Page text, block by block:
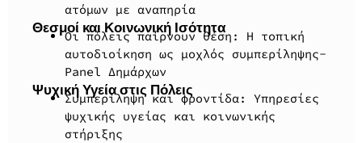
ατόμων με αναπηρία
Θεσμοί και Κοινωνική Ισότητα
Οι πόλεις παίρνουν θέση: Η τοπική
αυτοδιοίκηση ως μοχλός συμπερίληψης-
Panel Δημάρχων
Ψυχική Υγεία στις Πόλεις
Συμπερίληψη και φροντίδα: Υπηρεσίες
ψυχικής υγείας και κοινωνικής
στήριξης